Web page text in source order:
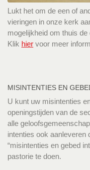
Lukt het om de een of
vieringen in onze kerk
mogelijkheid om thuis
Klik hier voor meer
MISINTENTIES EN
U kunt uw misintenties
openingstijden van de
alle
intenties ook aanleveren
“misintenties en gebed
pastorie te doen.